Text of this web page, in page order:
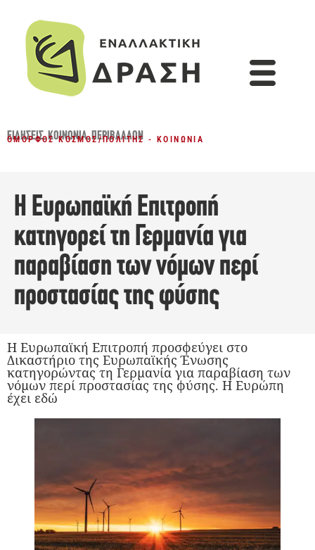
ΕΙΔΉΣΕΙΣ,ΚΟΙΝΩΝΊΑ,ΠΕΡΙΒΆΛΛΟΝ
ΌΜΟΡΦΟΣ ΚΌΣΜΟΣ/ΠΟΛΊΤΗΣ - ΚΟΙΝΩΝΊΑ
Η Ευρωπαϊκή Επιτροπή
κατηγορεί τη Γερμανία για
παραβίαση των νόμων περί
προστασίας της φύσης
Η Ευρωπαϊκή Επιτροπή προσφεύγει στο
Δικαστήριο της Ευρωπαϊκής Ένωσης
κατηγορώντας τη Γερμανία για παραβίαση των
νόμων περί προστασίας της φύσης. Η Ευρώπη
έχει εδώ